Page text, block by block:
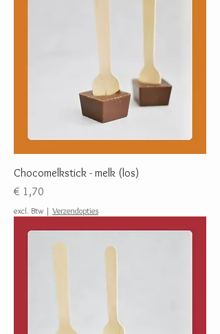
Chocomelkstick - melk (los)
Prijs
€ 1,70
excl. Btw | Verzendopties